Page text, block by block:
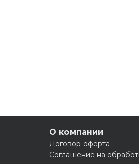
О компании
Договор-оферта
Соглашение на